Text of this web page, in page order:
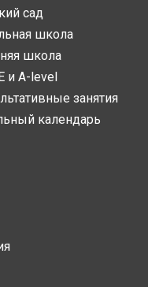
сад
школа
школа
и A-level
занятия
календарь